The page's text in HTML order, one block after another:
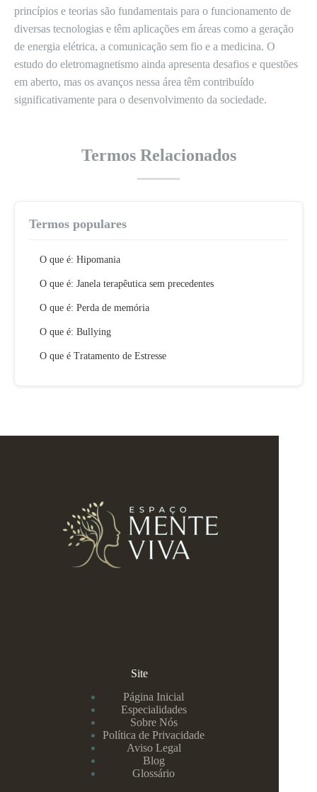
princípios e teorias são fundamentais para o funcionamento de
diversas tecnologias e têm aplicações em áreas como a geração
de energia elétrica, a comunicação sem fio e a medicina. O
estudo do eletromagnetismo ainda apresenta desafios e questões
em aberto, mas os avanços nessa área têm contribuído
significativamente para o desenvolvimento da sociedade.
Termos Relacionados
Termos populares
O que é: Hipomania
O que é: Janela terapêutica sem precedentes
O que é: Perda de memória
O que é: Bullying
O que é Tratamento de Estresse
Site
Página Inicial
Especialidades
Sobre Nós
Política de Privacidade
Aviso Legal
Blog
Glossário